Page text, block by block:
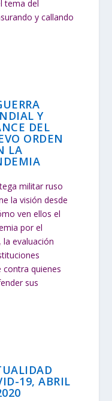
tema del
y callando
Y
DEL
ORDEN
LA
militar ruso
la visión desde
ven ellos el
por el
evaluación
contra quienes
sus
19, ABRIL